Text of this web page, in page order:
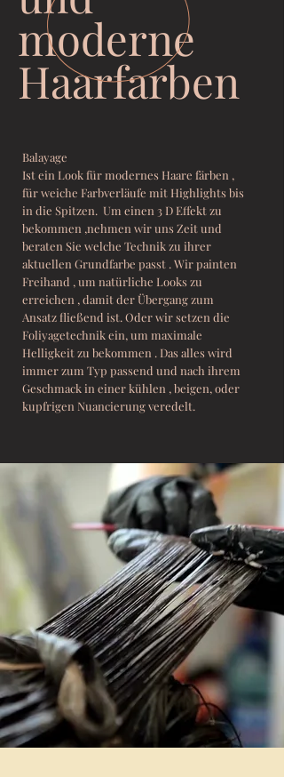
moderne
Haarfarben
Balayage
Ist ein Look für modernes Haare färben ,
für weiche Farbverläufe mit Highlights bis
in die Spitzen. Um einen 3 D Effekt zu
bekommen ,nehmen wir uns Zeit und
beraten Sie welche Technik zu ihrer
aktuellen Grundfarbe passt . Wir painten
Freihand , um natürliche Looks zu
erreichen , damit der Übergang zum
Ansatz fließend ist. Oder wir setzen die
Foliyagetechnik ein, um maximale
Helligkeit zu bekommen . Das alles wird
immer zum Typ passend und nach ihrem
Geschmack in einer kühlen , beigen, oder
kupfrigen Nuancierung veredelt.